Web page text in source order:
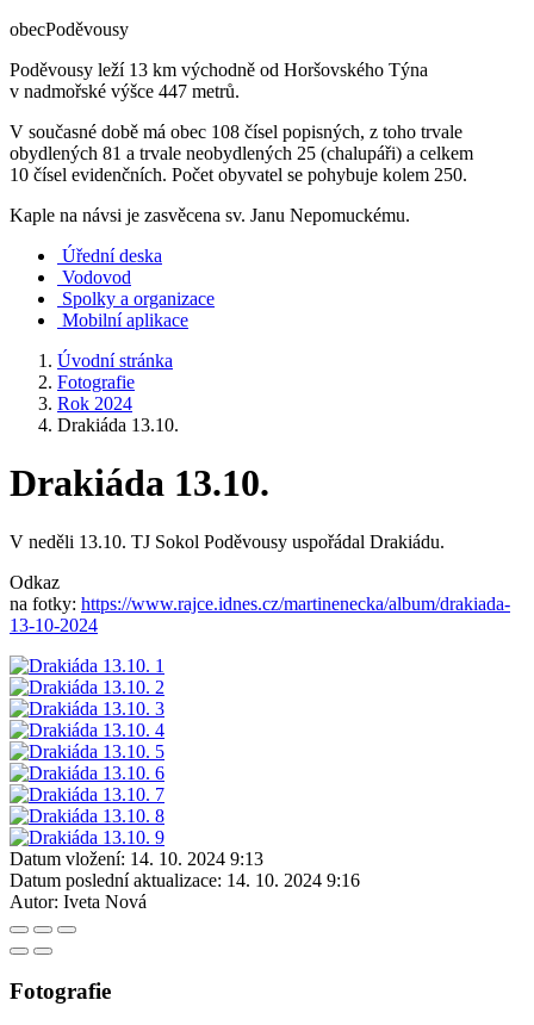
obecPoděvousy
Poděvousy leží 13 km východně od Horšovského Týna
v nadmořské výšce 447 metrů.
V současné době má obec 108 čísel popisných, z toho trvale
obydlených 81 a trvale neobydlených 25 (chalupáři) a celkem
10 čísel evidenčních. Počet obyvatel se pohybuje kolem 250.
Kaple na návsi je zasvěcena sv. Janu Nepomuckému.
Úřední deska
Vodovod
Spolky a organizace
Mobilní aplikace
Úvodní stránka
Fotografie
Rok 2024
Drakiáda 13.10.
Drakiáda 13.10.
V neděli 13.10. TJ Sokol Poděvousy uspořádal Drakiádu.
Odkaz
na fotky: https://www.rajce.idnes.cz/martinenecka/album/drakiada-
13-10-2024
Datum vložení: 14. 10. 2024 9:13
Datum poslední aktualizace: 14. 10. 2024 9:16
Autor: Iveta Nová
Fotografie